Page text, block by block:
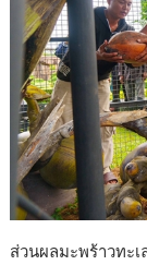
ส่วนผลมะพร้าวทะ